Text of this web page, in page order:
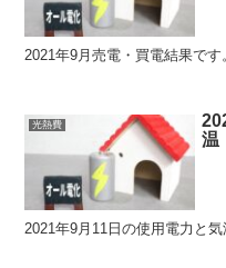
2021年9月売電・買電結果です
光熱費
温
2021年9月11日の使用電力と